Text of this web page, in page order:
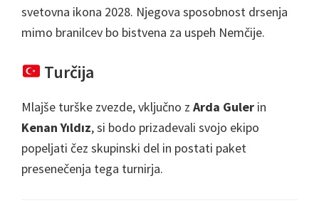
svetovna ikona 2028. Njegova sposobnost drsenja
mimo branilcev bo bistvena za uspeh Nemčije.
Turčija
Mlajše turške zvezde, vključno z Arda Guler in
Kenan Yıldız, si bodo prizadevali svojo ekipo
popeljati čez skupinski del in postati paket
presenečenja tega turnirja.